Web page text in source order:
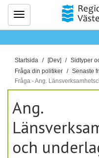
Meny
D
u
ä
h
ä
r
:
Startsida [Dev]
Sidtyper
Fråga din politiker
Senaste
Fråga - Ang.
Ang.
och